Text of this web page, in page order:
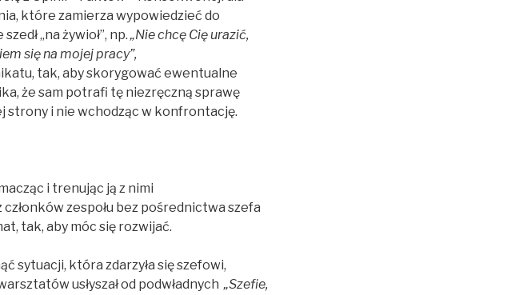
które zamierza wypowiedzieć do
„na żywioł”, np.„Nie chcę Cię urazić,
się na mojej pracy”,
tak, aby skorygować ewentualne
że sam potrafi tę niezręczną sprawę
strony i nie wchodząc w konfrontację.
i trenując ją z nimi
zespołu bez pośrednictwa szefa
tak, aby móc się rozwijać.
sytuacji, która zdarzyła się szefowi,
usłyszał od podwładnych„Szefie,